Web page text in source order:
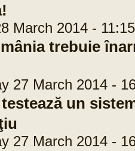
2014 -
trebuie
March 2014 -
un
March 2014 -